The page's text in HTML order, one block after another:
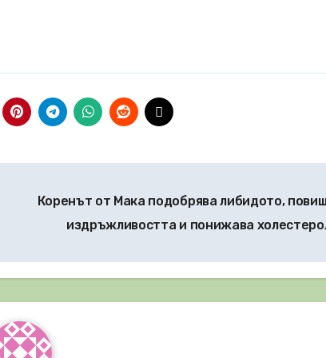
Коренът от Мака подобрява либидото,
издръжливостта и понижава